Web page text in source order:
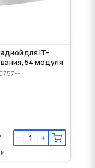
для IT-
54 модуля
− +